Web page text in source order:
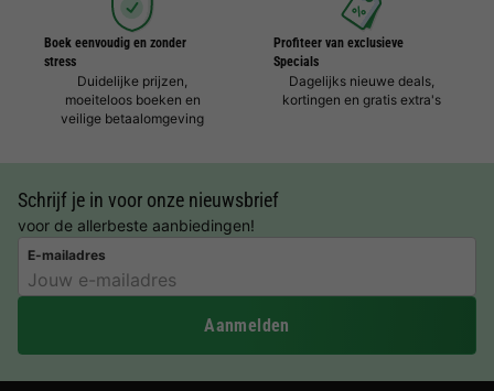
Boek eenvoudig en zonder
stress
Duidelijke prijzen,
moeiteloos boeken en
veilige betaalomgeving
Profiteer van exclusieve
Specials
Dagelijks nieuwe deals,
kortingen en gratis extra's
Schrijf je in voor onze nieuwsbrief
voor de allerbeste aanbiedingen!
E-mailadres
Aanmelden